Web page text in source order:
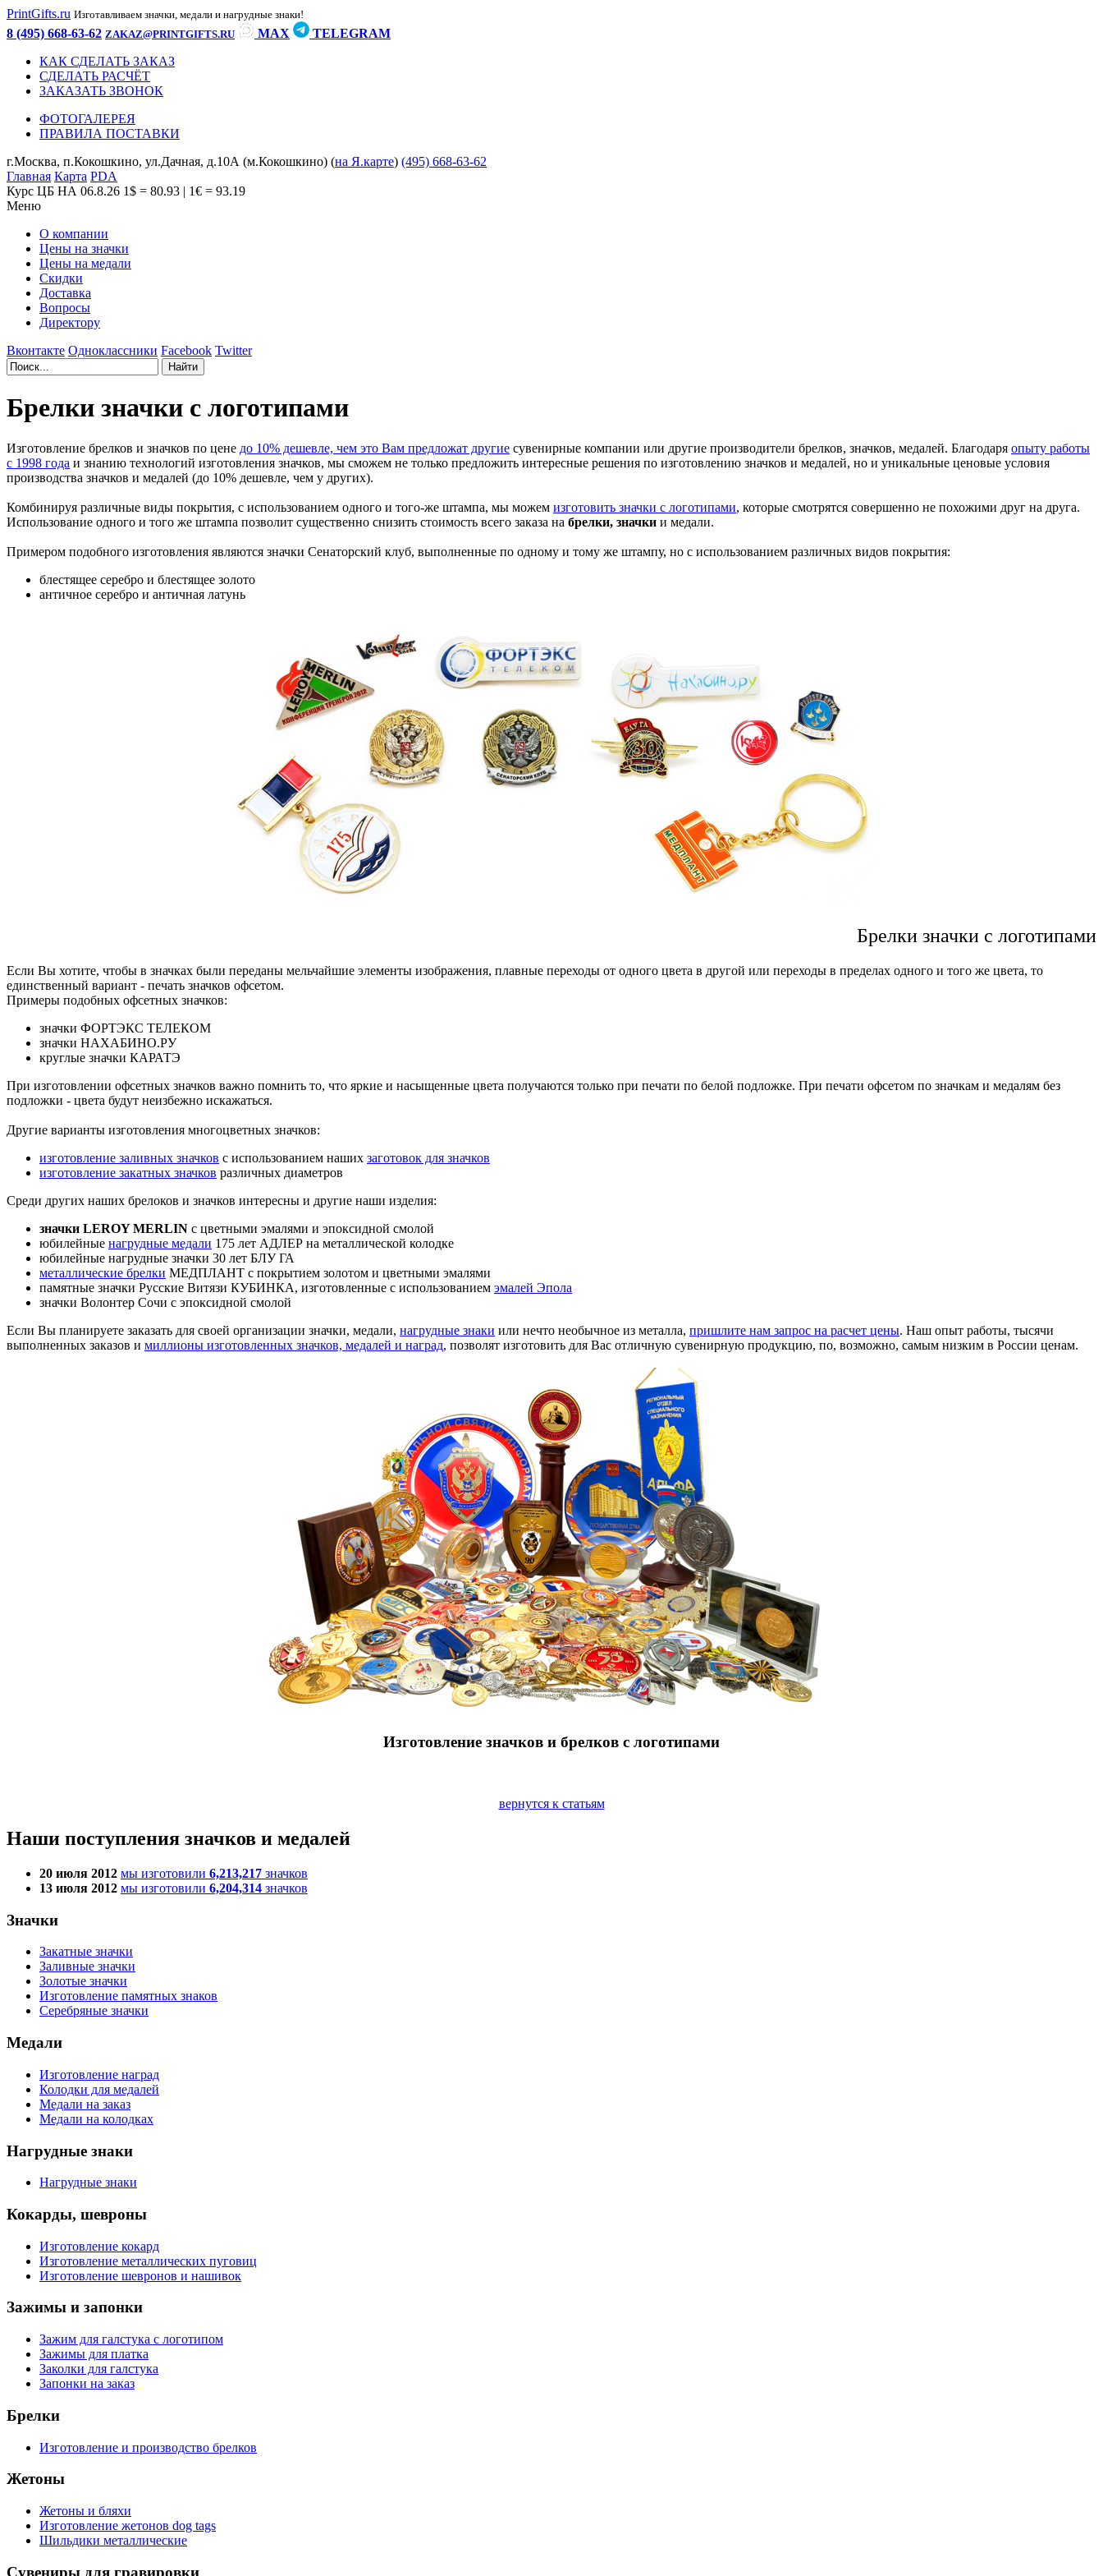
PrintGifts.ru Изготавливаем значки, медали и нагрудные знаки!
8 (495) 668-63-62 ZAKAZ@PRINTGIFTS.RU MAX
TELEGRAM
КАК СДЕЛАТЬ ЗАКАЗ
СДЕЛАТЬ РАСЧЁТ
ЗАКАЗАТЬ ЗВОНОК
ФОТОГАЛЕРЕЯ
ПРАВИЛА ПОСТАВКИ
г.Москва, п.Кокошкино, ул.Дачная, д.10А (м.Кокошкино) (на Я.карте) (495) 668-63-62
Главная Карта PDA
Курс ЦБ НА 06.8.26 1$ = 80.93 | 1€ = 93.19
Меню
О компании
Цены на значки
Цены на медали
Скидки
Доставка
Вопросы
Директору
Вконтакте Одноклассники Facebook Twitter
Брелки значки с логотипами
Изготовление брелков и значков по цене до 10% дешевле, чем это Вам предложат другие сувенирные компании или другие производители брелков, значков, медалей. Благодаря опыту работы
с 1998 года и знанию технологий изготовления значков, мы сможем не только предложить интересные решения по изготовлению значков и медалей, но и уникальные ценовые условия
производства значков и медалей (до 10% дешевле, чем у других).
Комбинируя различные виды покрытия, с использованием одного и того-же штампа, мы можем изготовить значки с логотипами, которые смотрятся совершенно не похожими друг на друга.
Использование одного и того же штампа позволит существенно снизить стоимость всего заказа на брелки, значки и медали.
Примером подобного изготовления являются значки Сенаторский клуб, выполненные по одному и тому же штампу, но с использованием различных видов покрытия:
блестящее серебро и блестящее золото
античное серебро и античная латунь
Брелки значки с логотипами
Если Вы хотите, чтобы в значках были переданы мельчайшие элементы изображения, плавные переходы от одного цвета в другой или переходы в пределах одного и того же цвета, то
единственный вариант - печать значков офсетом.
Примеры подобных офсетных значков:
значки ФОРТЭКС ТЕЛЕКОМ
значки НАХАБИНО.РУ
круглые значки КАРАТЭ
При изготовлении офсетных значков важно помнить то, что яркие и насыщенные цвета получаются только при печати по белой подложке. При печати офсетом по значкам и медалям без
подложки - цвета будут неизбежно искажаться.
Другие варианты изготовления многоцветных значков:
изготовление заливных значков с использованием наших заготовок для значков
изготовление закатных значков различных диаметров
Среди других наших брелоков и значков интересны и другие наши изделия:
значки LEROY MERLIN с цветными эмалями и эпоксидной смолой
юбилейные нагрудные медали 175 лет АДЛЕР на металлической колодке
юбилейные нагрудные значки 30 лет БЛУ ГА
металлические брелки МЕДПЛАНТ с покрытием золотом и цветными эмалями
памятные значки Русские Витязи КУБИНКА, изготовленные с использованием эмалей Эпола
значки Волонтер Сочи с эпоксидной смолой
Если Вы планируете заказать для своей организации значки, медали, нагрудные знаки или нечто необычное из металла, пришлите нам запрос на расчет цены. Наш опыт работы, тысячи
выполненных заказов и миллионы изготовленных значков, медалей и наград, позволят изготовить для Вас отличную сувенирную продукцию, по, возможно, самым низким в России ценам.
Изготовление значков и брелков с логотипами
вернутся к статьям
Наши поступления значков и медалей
20 июля 2012 мы изготовили 6,213,217 значков
13 июля 2012 мы изготовили 6,204,314 значков
Значки
Закатные значки
Заливные значки
Золотые значки
Изготовление памятных знаков
Серебряные значки
Медали
Изготовление наград
Колодки для медалей
Медали на заказ
Медали на колодках
Нагрудные знаки
Нагрудные знаки
Кокарды, шевроны
Изготовление кокард
Изготовление металлических пуговиц
Изготовление шевронов и нашивок
Зажимы и запонки
Зажим для галстука с логотипом
Зажимы для платка
Заколки для галстука
Запонки на заказ
Брелки
Изготовление и производство брелков
Жетоны
Жетоны и бляхи
Изготовление жетонов dog tags
Шильдики металлические
Сувениры для гравировки